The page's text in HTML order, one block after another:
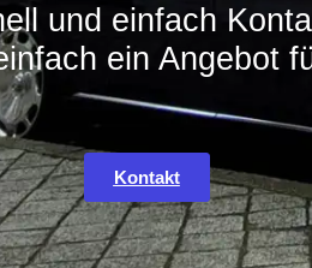
und einfach
ein Angebot
Kontakt